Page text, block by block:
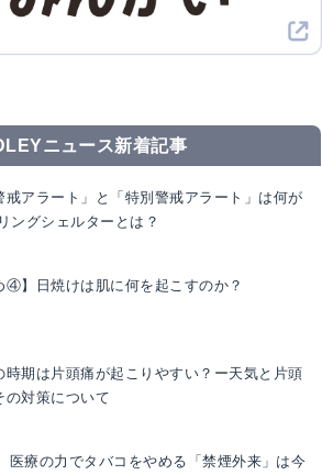
ニュース新着記事
戒アラート」と「特別警戒アラート」は何が
ングシェルターとは？
④】日焼けは肌に何を起こすのか？
時期は片頭痛が起こりやすい？ー天気と片頭
の対策について
医療の力でタバコをやめる「禁煙外来」は今